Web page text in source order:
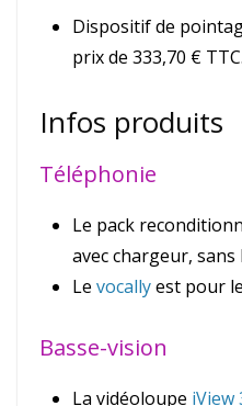
Dispositif de
prix de 333,70 € TTC.
Infos produits
Téléphonie
Le pack
avec chargeur,
Le vocallyest pour
Basse-vision
La vidéoloupe iView